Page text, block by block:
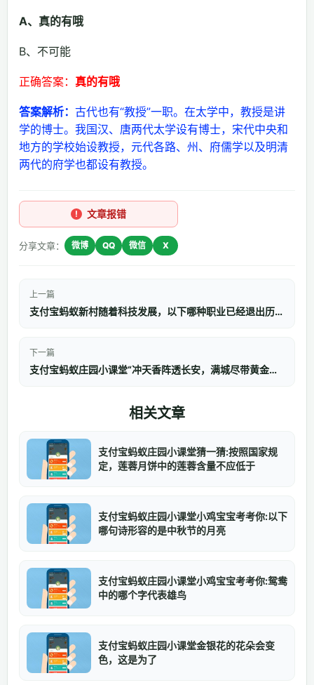
A、真的有哦
B、不可能
正确答案： 真的有哦
答案解析： 古代也有“教授”一职。在太学中，教授是讲
学的博士。我国汉、唐两代太学设有博士，宋代中央和
地方的学校始设教授，元代各路、州、府儒学以及明清
两代的府学也都设有教授。
文章报错
分享文章： 微博 QQ 微信 X
上一篇
支付宝蚂蚁新村随着科技发展，以下哪种职业已经退出历史舞台
下一篇
支付宝蚂蚁庄园小课堂“冲天香阵透长安，满城尽带黄金甲”是形容哪种花
相关文章
支付宝蚂蚁庄园小课堂猜一猜:按照国家规
定，莲蓉月饼中的莲蓉含量不应低于
支付宝蚂蚁庄园小课堂小鸡宝宝考考你:以下
哪句诗形容的是中秋节的月亮
支付宝蚂蚁庄园小课堂小鸡宝宝考考你:鸳鸯
中的哪个字代表雄鸟
支付宝蚂蚁庄园小课堂金银花的花朵会变
色，这是为了